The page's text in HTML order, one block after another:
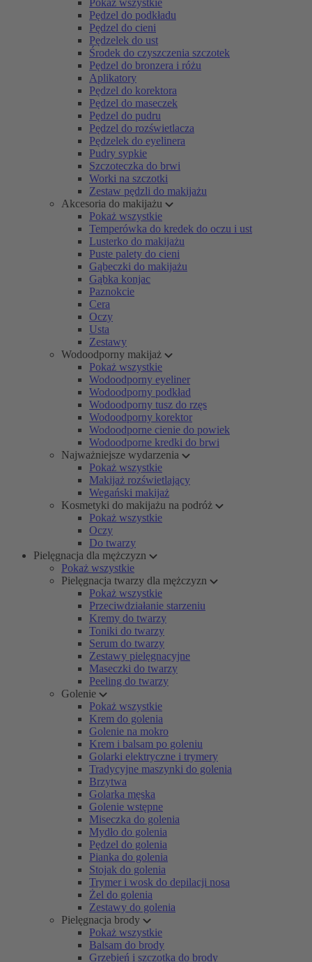
Pokaż wszystkie
Pędzel do podkładu
Pędzel do cieni
Pędzelek do ust
Środek do czyszczenia szczotek
Pędzel do bronzera i różu
Aplikatory
Pędzel do korektora
Pędzel do maseczek
Pędzel do pudru
Pędzel do rozświetlacza
Pędzelek do eyelinera
Pudry sypkie
Szczoteczka do brwi
Worki na szczotki
Zestaw pędzli do makijażu
Akcesoria do makijażu
Pokaż wszystkie
Temperówka do kredek do oczu i ust
Lusterko do makijażu
Puste palety do cieni
Gąbeczki do makijażu
Gąbka konjac
Paznokcie
Cera
Oczy
Usta
Zestawy
Wodoodporny makijaż
Pokaż wszystkie
Wodoodporny eyeliner
Wodoodporny podkład
Wodoodporny tusz do rzęs
Wodoodporny korektor
Wodoodporne cienie do powiek
Wodoodporne kredki do brwi
Najważniejsze wydarzenia
Pokaż wszystkie
Makijaż rozświetlający
Wegański makijaż
Kosmetyki do makijażu na podróż
Pokaż wszystkie
Oczy
Do twarzy
Pielęgnacja dla mężczyzn
Pokaż wszystkie
Pielęgnacja twarzy dla mężczyzn
Pokaż wszystkie
Przeciwdziałanie starzeniu
Kremy do twarzy
Toniki do twarzy
Serum do twarzy
Zestawy pielęgnacyjne
Maseczki do twarzy
Peeling do twarzy
Golenie
Pokaż wszystkie
Krem do golenia
Golenie na mokro
Krem i balsam po goleniu
Golarki elektryczne i trymery
Tradycyjne maszynki do golenia
Brzytwa
Golarka męska
Golenie wstępne
Miseczka do golenia
Mydło do golenia
Pędzel do golenia
Pianka do golenia
Stojak do golenia
Trymer i wosk do depilacji nosa
Żel do golenia
Zestawy do golenia
Pielęgnacja brody
Pokaż wszystkie
Balsam do brody
Grzebień i szczotka do brody